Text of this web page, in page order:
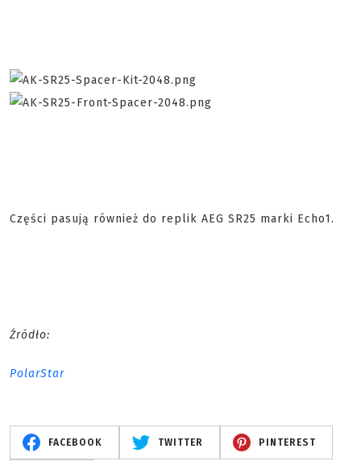
Części pasują również do replik AEG SR25 marki Echo1.
Źródło:
PolarStar
FACEBOOK TWITTER PINTEREST